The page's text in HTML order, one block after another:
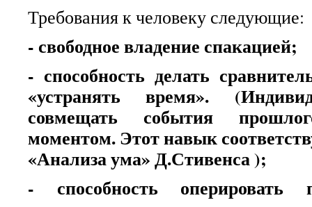
Требования к человеку следующие:
- свободное владение спакацией;
- способность делать
«устранять время».
совмещать события
моментом. Этот навык
«Анализа ума» Д.Стивенса );
- способность